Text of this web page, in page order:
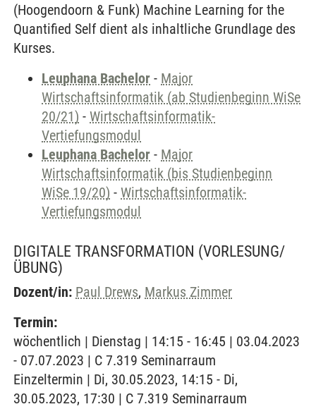
(Hoogendoorn & Funk) Machine Learning for the
Quantified Self dient als inhaltliche Grundlage des
Kurses.
Leuphana Bachelor - Major
Wirtschaftsinformatik (ab Studienbeginn WiSe
20/21) - Wirtschaftsinformatik-
Vertiefungsmodul
Leuphana Bachelor - Major
Wirtschaftsinformatik (bis Studienbeginn
WiSe 19/20) - Wirtschaftsinformatik-
Vertiefungsmodul
DIGITALE TRANSFORMATION (VORLESUNG/
ÜBUNG)
Dozent/in: Paul Drews, Markus Zimmer
Termin:
wöchentlich | Dienstag | 14:15 - 16:45 | 03.04.2023
- 07.07.2023 | C 7.319 Seminarraum
Einzeltermin | Di, 30.05.2023, 14:15 - Di,
30.05.2023, 17:30 | C 7.319 Seminarraum